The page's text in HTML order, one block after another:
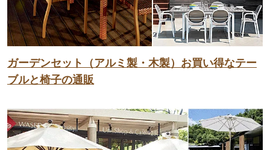
ガーデンセット（アルミ製・木製）お買い得なテー
ブルと椅子の通販